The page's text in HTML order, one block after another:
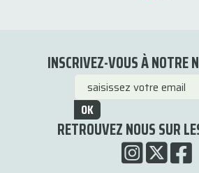
INSCRIVEZ-VOUS À NOTRE
OK
RETROUVEZ NOUS SUR